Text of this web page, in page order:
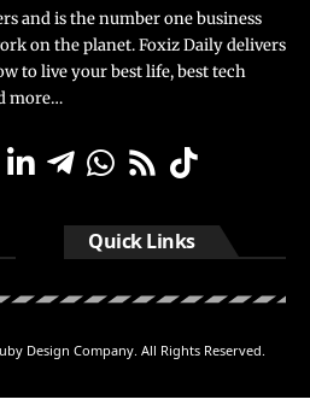
and is the number one business
on the planet. Foxiz Daily delivers
to live your best life, best tech
more…
Quick Links
Design Company. All Rights Reserved.